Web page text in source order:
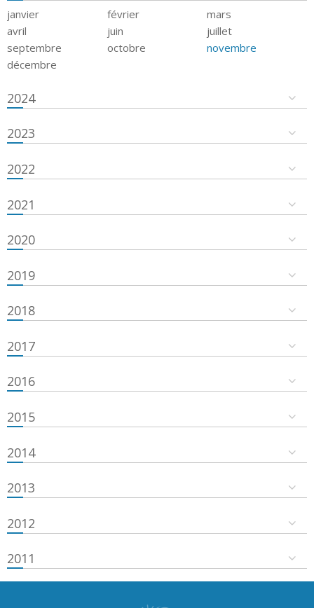
janvier février
mars
avril
juin
juillet
septembre
octobre
novembre
décembre
2024
2023
2022
2021
2020
2019
2018
2017
2016
2015
2014
2013
2012
2011